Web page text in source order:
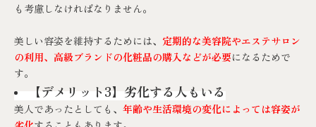
も考慮しなければなりません。
美しい容姿を維持するためには、 定期的な美容院やエステサロン
の利用、高級ブランドの化粧品の購入などが必要になるためで
す。
【デメリット3】劣化する人もいる
美人であったとしても、 年齢や生活環境の変化によっては容姿が